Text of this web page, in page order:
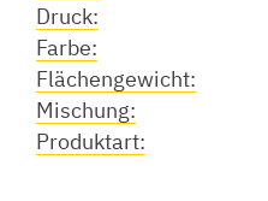
Druck:
Farbe:
Flächengewicht:
Mischung:
Produktart: